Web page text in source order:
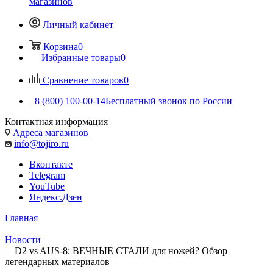
Личный кабинет
Корзина0
Избранные товары0
Сравнение товаров0
8 (800) 100-00-14Бесплатный звонок по России
Контактная информация
Адреса магазинов
info@tojiro.ru
Вконтакте
Telegram
YouTube
Яндекс.Дзен
Главная
—
Новости
—D2 vs AUS-8: ВЕЧНЫЕ СТАЛИ для ножей? Обзор
легендарных материалов